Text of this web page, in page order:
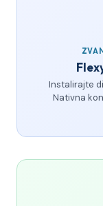
Instalirajte
Nativna